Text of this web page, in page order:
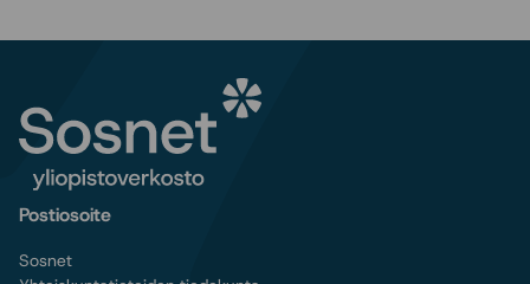
Postiosoite
Sosnet